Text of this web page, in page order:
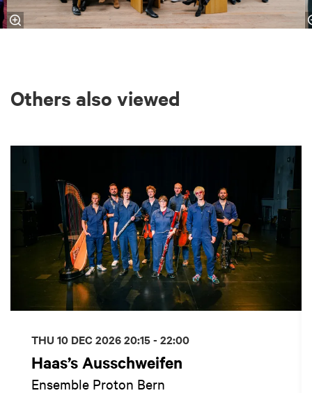
Others also viewed
Haas’s Ausschweifen
Ensemble Proton Bern
THU 10 DEC 202620:15 - 22:00